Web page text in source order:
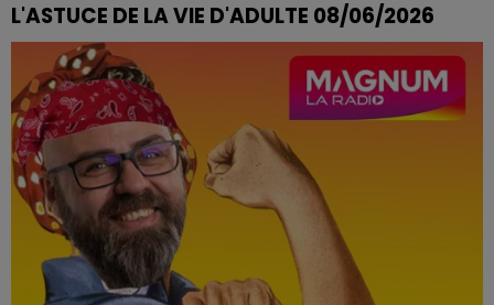
L'ASTUCE DE LA VIE D'ADULTE 08/06/2026
COUP DE CHAUD EN PLEINE JOURNÉE